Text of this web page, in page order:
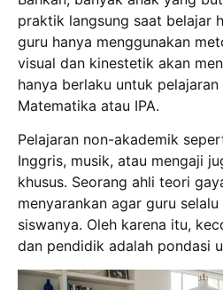
praktik langsung saat belajar
guru hanya menggunakan
visual dan kinestetik akan
hanya berlaku untuk
Matematika atau IPA.
Pelajaran non-akademik
Inggris, musik, atau mengaji
khusus. Seorang ahli teori
menyarankan agar guru
siswanya. Oleh karena itu,
dan pendidik adalah pondasi